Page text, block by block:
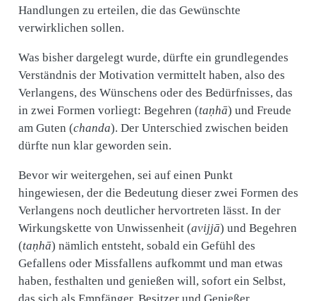
Handlungen zu erteilen, die das Gewünschte
verwirklichen sollen.
Was bisher dargelegt wurde, dürfte ein grundlegendes
Verständnis der Motivation vermittelt haben, also des
Verlangens, des Wünschens oder des Bedürfnisses, das
in zwei Formen vorliegt: Begehren (taṇhā) und Freude
am Guten (chanda). Der Unterschied zwischen beiden
dürfte nun klar geworden sein.
Bevor wir weitergehen, sei auf einen Punkt
hingewiesen, der die Bedeutung dieser zwei Formen des
Verlangens noch deutlicher hervortreten lässt. In der
Wirkungskette von Unwissenheit (avijjā) und Begehren
(taṇhā) nämlich entsteht, sobald ein Gefühl des
Gefallens oder Missfallens aufkommt und man etwas
haben, festhalten und genießen will, sofort ein Selbst,
das sich als Empfänger, Besitzer und Genießer